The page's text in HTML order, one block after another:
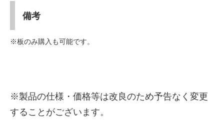
備考
※板のみ購入も可能です。
※製品の仕様・価格等は改良のため予告なく変更
することがございます。